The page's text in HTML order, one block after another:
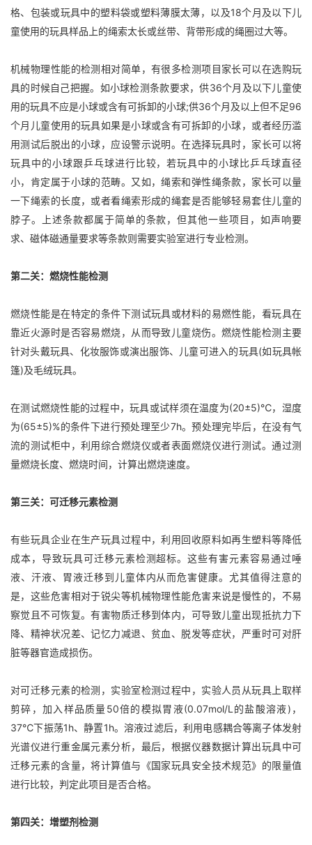
格、包装或玩具中的塑料袋或塑料薄膜太薄，以及18个月及以下儿
童使用的玩具样品上的绳索太长或丝带、背带形成的绳圈过大等。
机械物理性能的检测相对简单，有很多检测项目家长可以在选购玩
具的时候自己把握。如小球检测条款要求，供36个月及以下儿童使
用的玩具不应是小球或含有可拆卸的小球;供36个月及以上但不足96
个月儿童使用的玩具如果是小球或含有可拆卸的小球，或者经历滥
用测试后脱出的小球，应设警示说明。在选择玩具时，家长可以将
玩具中的小球跟乒乓球进行比较，若玩具中的小球比乒乓球直径
小，肯定属于小球的范畴。又如，绳索和弹性绳条款，家长可以量
一下绳索的长度，或者看绳索形成的绳套是否能够轻易套住儿童的
脖子。上述条款都属于简单的条款，但其他一些项目，如声响要
求、磁体磁通量要求等条款则需要实验室进行专业检测。
第二关：燃烧性能检测
燃烧性能是在特定的条件下测试玩具或材料的易燃性能，看玩具在
靠近火源时是否容易燃烧，从而导致儿童烧伤。燃烧性能检测主要
针对头戴玩具、化妆服饰或演出服饰、儿童可进入的玩具(如玩具帐
篷)及毛绒玩具。
在测试燃烧性能的过程中，玩具或试样须在温度为(20±5)℃，湿度
为(65±5)%的条件下进行预处理至少7h。预处理完毕后，在没有气
流的测试柜中，利用综合燃烧仪或者表面燃烧仪进行测试。通过测
量燃烧长度、燃烧时间，计算出燃烧速度。
第三关：可迁移元素检测
有些玩具企业在生产玩具过程中，利用回收原料如再生塑料等降低
成本，导致玩具可迁移元素检测超标。这些有害元素容易通过唾
液、汗液、胃液迁移到儿童体内从而危害健康。尤其值得注意的
是，这些危害相对于锐尖等机械物理性能危害来说是慢性的，不易
察觉且不可恢复。有害物质迁移到体内，可导致儿童出现抵抗力下
降、精神状况差、记忆力减退、贫血、脱发等症状，严重时可对肝
脏等器官造成损伤。
对可迁移元素的检测，实验室检测过程中，实验人员从玩具上取样
剪碎，加入样品质量50倍的模拟胃液(0.07mol/L的盐酸溶液)，
37℃下振荡1h、静置1h。溶液过滤后，利用电感耦合等离子体发射
光谱仪进行重金属元素分析，最后，根据仪器数据计算出玩具中可
迁移元素的含量，将计算值与《国家玩具安全技术规范》的限量值
进行比较，判定此项目是否合格。
第四关：增塑剂检测